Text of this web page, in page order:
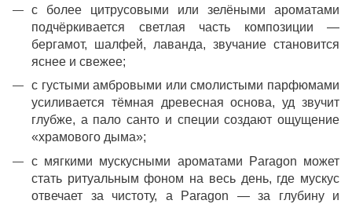
с более цитрусовыми или зелёными ароматами
подчёркивается светлая часть композиции —
бергамот, шалфей, лаванда, звучание становится
яснее и свежее;
с густыми амбровыми или смолистыми парфюмами
усиливается тёмная древесная основа, уд звучит
глубже, а пало санто и специи создают ощущение
«храмового дыма»;
с мягкими мускусными ароматами Paragon может
стать ритуальным фоном на весь день, где мускус
отвечает за чистоту, а Paragon — за глубину и